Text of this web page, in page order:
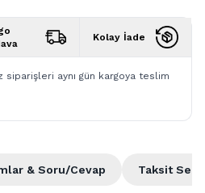
Kolay İade
siparişleri aynı gün kargoya teslim
Taksit
& Soru/Cevap